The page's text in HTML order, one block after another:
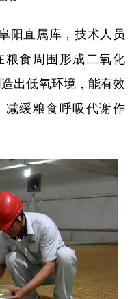
直属库，技术人员
粮食周围形成二氧化
出低氧环境，能有效
减缓粮食呼吸代谢作